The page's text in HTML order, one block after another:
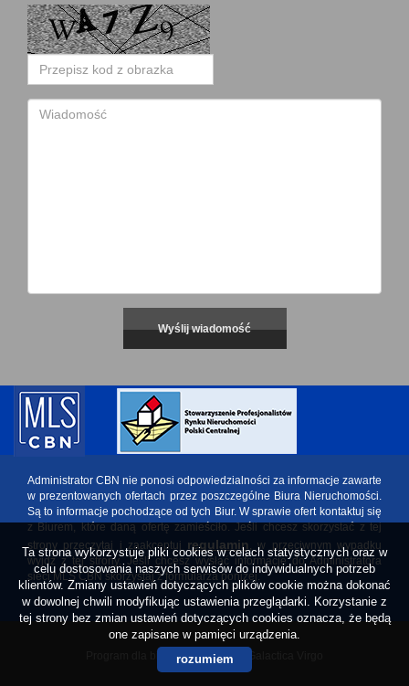
Administrator CBN nie ponosi odpowiedzialności za informacje zawarte
w prezentowanych ofertach przez poszczególne Biura Nieruchomości.
Są to informacje pochodzące od tych Biur. W sprawie ofert kontaktuj się
z Biurem, które daną ofertę zamieściło. Jeśli chcesz skorzystać z tej
strony przeczytaj i zaakceptuj regulamin, w przeciwnym wypadku
wyjdź z tej strony. Jeśli chcesz wysłać informację do Administratora
sieci MLS CBN skorzystaj z formularza poniżej.
Program dla biur nieruchomości
Ta strona wykorzystuje pliki cookies w celach statystycznych oraz w
celu dostosowania naszych serwisów do indywidualnych potrzeb
klientów. Zmiany ustawień dotyczących plików cookie można dokonać
w dowolnej chwili modyfikując ustawienia przeglądarki. Korzystanie z
tej strony bez zmian ustawień dotyczących cookies oznacza, że będą
one zapisane w pamięci urządzenia.
rozumiem